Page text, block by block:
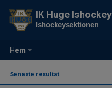
Hem
IK Huge Ishockey
Ishockeysektionen
Senaste resultat